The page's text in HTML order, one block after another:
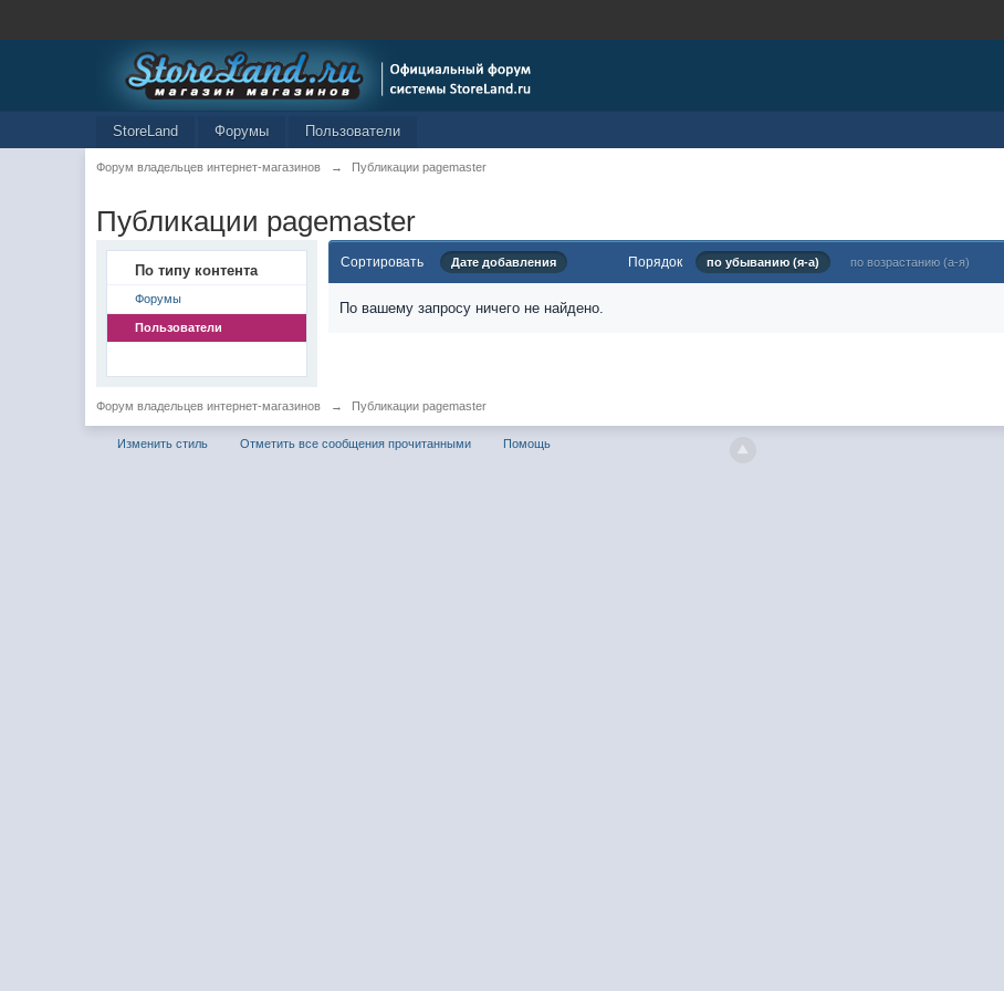
StoreLand Форумы Пользователи
Форум владельцев интернет-магазинов → Публикации pagemaster
Публикации pagemaster
По типу контента
Форумы
Пользователи
Сортировать Дате добавления Порядок по убыванию (я-а) по возрастанию (а-я)
По вашему запросу ничего не найдено.
Форум владельцев интернет-магазинов → Публикации pagemaster
Изменить стиль Отметить все сообщения прочитанными Помощь